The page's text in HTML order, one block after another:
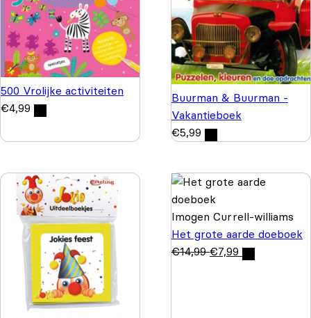
500 Vrolijke activiteiten
€4,99
Buurman & Buurman -
Vakantieboek
€5,99
Imogen Currell-williams
Het grote aarde doeboek
€14,99 €7,99